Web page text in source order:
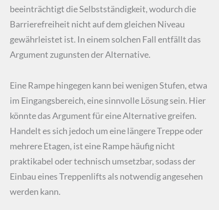
beeinträchtigt die Selbstständigkeit, wodurch die
Barrierefreiheit nicht auf dem gleichen Niveau
gewährleistet ist. In einem solchen Fall entfällt das
Argument zugunsten der Alternative.
Eine Rampe hingegen kann bei wenigen Stufen, etwa
im Eingangsbereich, eine sinnvolle Lösung sein. Hier
könnte das Argument für eine Alternative greifen.
Handelt es sich jedoch um eine längere Treppe oder
mehrere Etagen, ist eine Rampe häufig nicht
praktikabel oder technisch umsetzbar, sodass der
Einbau eines Treppenlifts als notwendig angesehen
werden kann.